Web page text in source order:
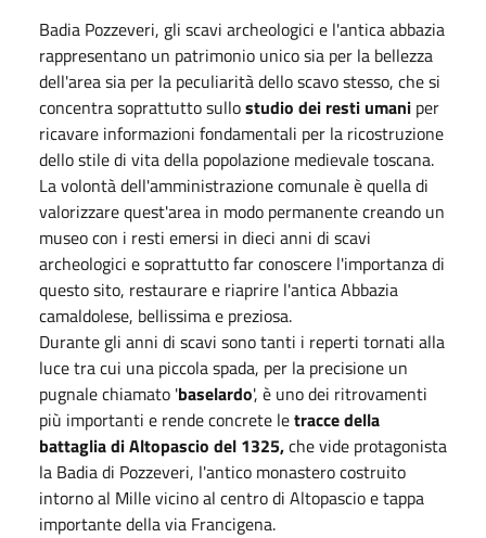
Badia Pozzeveri, gli scavi archeologici e l'antica abbazia
rappresentano un patrimonio unico sia per la bellezza
dell'area sia per la peculiarità dello scavo stesso, che si
concentra soprattutto sullostudio dei resti umani per
ricavare informazioni fondamentali per la ricostruzione
dello stile di vita della popolazione medievale toscana.
La volontà dell'amministrazione comunale è quella di
valorizzare quest'area in modo permanente creando un
museo con i resti emersi in dieci anni di scavi
archeologici e soprattutto far conoscere l'importanza di
questo sito, restaurare e riaprire l'antica Abbazia
camaldolese, bellissima e preziosa.
Durante gli anni di scavi sono tanti i reperti tornati alla
luce tra cui una piccola spada, per la precisione un
pugnale chiamato 'baselardo', è uno dei ritrovamenti
più importanti e rende concrete letracce della
battaglia di Altopascio del 1325,che vide protagonista
la Badia di Pozzeveri, l'antico monastero costruito
intorno al Mille vicino al centro di Altopascio e tappa
importante della via Francigena.